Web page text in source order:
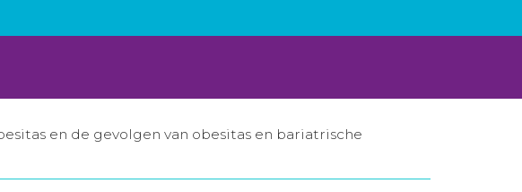
en de gevolgen van obesitas en bariatrische